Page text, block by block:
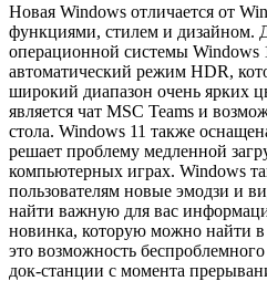
Новая Windows отличается от
функциями, стилем и дизайном.
операционной системы Windows
автоматический режим HDR,
широкий диапазон очень ярких
является чат MSC Teams и
стола. Windows 11 также
решает проблему медленной
компьютерных играх. Windows
пользователям новые эмодзи и
найти важную для вас
новинка, которую можно найти
это возможность
док-станции с момента